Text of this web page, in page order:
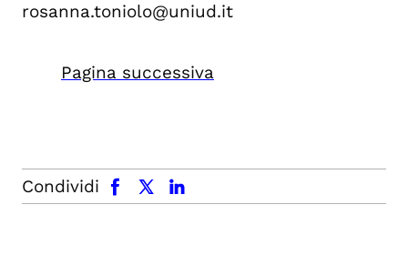
rosanna.toniolo@uniud.it
Pagina successiva
Condividi
facebook x.com linkedin